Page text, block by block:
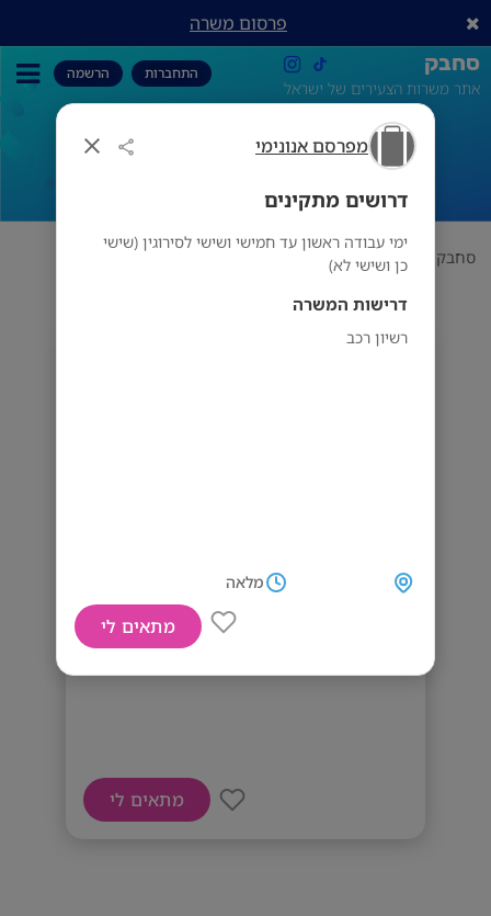
מפרסם אנונימי
דרושים מתקינים
ימי עבודה ראשון עד חמישי ושישי לסירוגין (שישי
כן ושישי לא)
דרישות המשרה
רשיון רכב
מלאה
מתאים לי
פרסום משרה
סחבק
אתר משרות הצעירים של ישראל
התחברות הרשמה
דרושים מתקינים
סחבק תחום מפרסם אנונימי דרושים מתקינים
מתאים לי